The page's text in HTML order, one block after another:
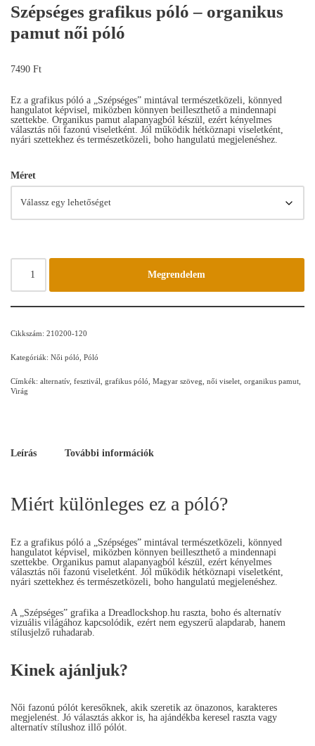
Szépséges grafikus póló – organikus
pamut női póló
7490 Ft
Ez a grafikus póló a „Szépséges” mintával természetközeli, könnyed
hangulatot képvisel, miközben könnyen beilleszthető a mindennapi
szettekbe. Organikus pamut alapanyagból készül, ezért kényelmes
választás női fazonú viseletként. Jól működik hétköznapi viseletként,
nyári szettekhez és természetközeli, boho hangulatú megjelenéshez.
Méret
Megrendelem
Cikkszám: 210200-120
Kategóriák: Női póló, Póló
Címkék: alternatív, fesztivál, grafikus póló, Magyar szöveg, női viselet, organikus pamut,
Virág
Leírás További információk
Miért különleges ez a póló?
Ez a grafikus póló a „Szépséges” mintával természetközeli, könnyed
hangulatot képvisel, miközben könnyen beilleszthető a mindennapi
szettekbe. Organikus pamut alapanyagból készül, ezért kényelmes
választás női fazonú viseletként. Jól működik hétköznapi viseletként,
nyári szettekhez és természetközeli, boho hangulatú megjelenéshez.
A „Szépséges” grafika a Dreadlockshop.hu raszta, boho és alternatív
vizuális világához kapcsolódik, ezért nem egyszerű alapdarab, hanem
stílusjelző ruhadarab.
Kinek ajánljuk?
Női fazonú pólót keresőknek, akik szeretik az önazonos, karakteres
megjelenést. Jó választás akkor is, ha ajándékba keresel raszta vagy
alternatív stílushoz illő pólót.